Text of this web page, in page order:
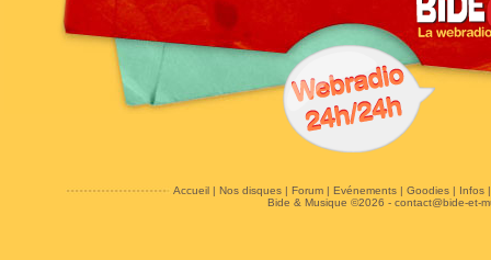
Accueil| Nos disques| Forum| Evénements| Goodies| Infos
Bide & Musique ©2026 - contact@bide-et-